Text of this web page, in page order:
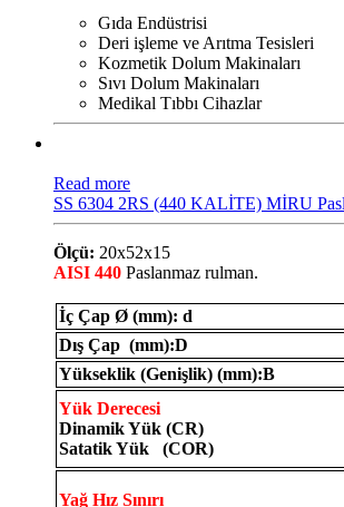
Gıda Endüstrisi
Deri işleme ve Arıtma Tesisleri
Kozmetik Dolum Makinaları
Sıvı Dolum Makinaları
Medikal Tıbbı Cihazlar
Read more
SS 6304 2RS (440 KALİTE) MİRU
Ölçü: 20x52x15
AISI 440 Paslanmaz rulman.
İç Çap Ø (mm): d
Dış Çap (mm):D
Yükseklik (Genişlik) (mm):B
Yük Derecesi
Dinamik Yük (CR)
Satatik Yük (COR)
Yağ Hız Sınırı